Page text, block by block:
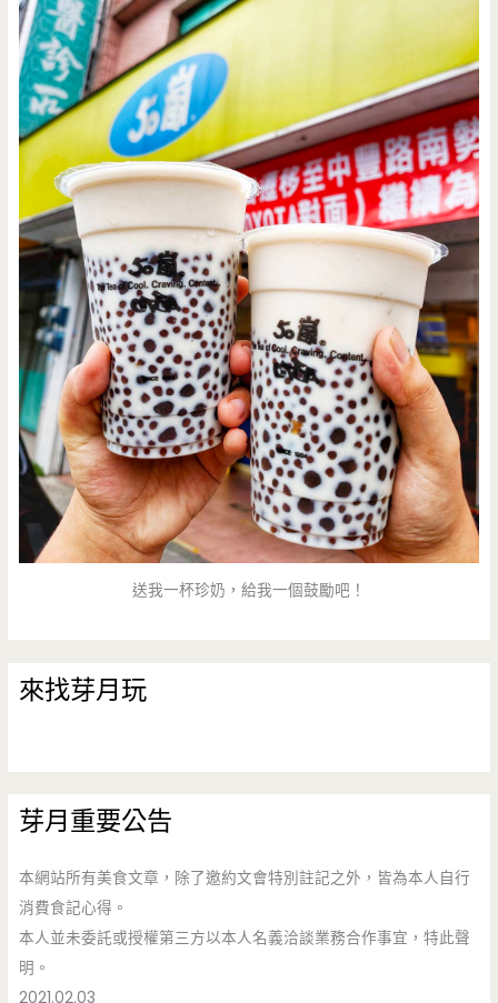
送我一杯珍奶，給我一個鼓勵吧！
來找芽月玩
芽月重要公告
本網站所有美食文章，除了邀約文會特別註記之外，皆為本人自行
消費食記心得。
本人並未委託或授權第三方以本人名義洽談業務合作事宜，特此聲
明。
2021.02.03